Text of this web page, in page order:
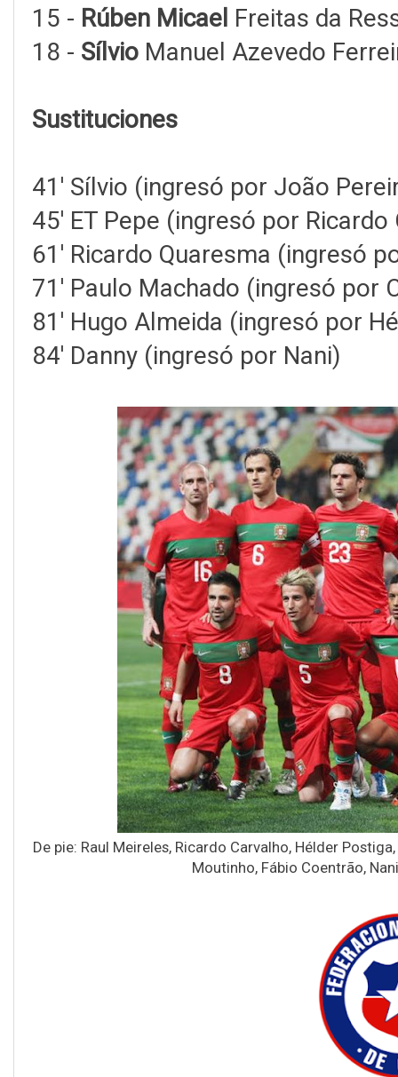
15 - Rúben Micael Freitas da
18 - Sílvio Manuel Azevedo
Sustituciones
41' Sílvio (ingresó por João
45' ET Pepe (ingresó por Ricardo
61' Ricardo Quaresma (ingresó
71' Paulo Machado (ingresó por
81' Hugo Almeida (ingresó por
84' Danny (ingresó por Nani)
De pie: Raul Meireles, Ricardo Carvalho, Hélder
Moutinho, Fábio Coentrão,